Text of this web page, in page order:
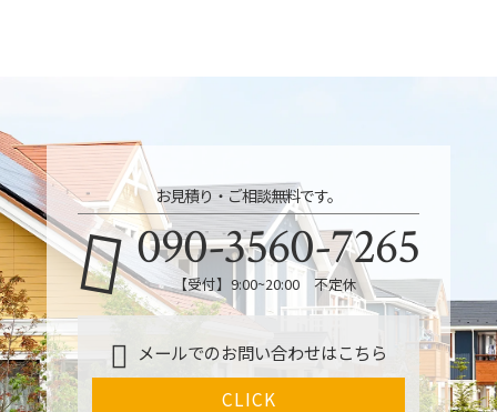
お見積り・ご相談無料です。
090-3560-7265
【受付】9:00~20:00 不定休
メールでのお問い合わせはこちら
CLICK